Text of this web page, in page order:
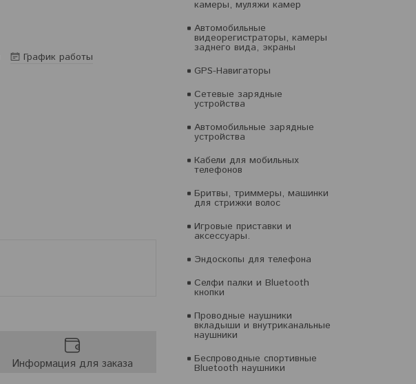
камеры, муляжи камер
Автомобильные
видеорегистраторы, камеры
заднего вида, экраны
GPS-Навигаторы
Сетевые зарядные
устройства
Автомобильные зарядные
устройства
Кабели для мобильных
телефонов
Бритвы, триммеры, машинки
для стрижки волос
Игровые приставки и
аксессуары.
Эндоскопы для телефона
Селфи палки и Bluetooth
кнопки
Проводные наушники
вкладыши и внутриканальные
наушники
Беспроводные спортивные
Bluetooth наушники
График работы
Информация для заказа